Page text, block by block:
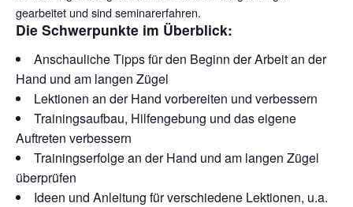
gearbeitet und sind seminarerfahren.
Die Schwerpunkte im Überblick:
Anschauliche Tipps für den Beginn der Arbeit an der
Hand und am langen Zügel
Lektionen an der Hand vorbereiten und verbessern
Trainingsaufbau, Hilfengebung und das eigene
Auftreten verbessern
Trainingserfolge an der Hand und am langen Zügel
überprüfen
Ideen und Anleitung für verschiedene Lektionen, u.a.